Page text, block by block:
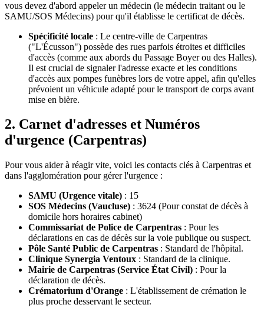
vous devez d'abord appeler un médecin (le médecin traitant ou le
SAMU/SOS Médecins) pour qu'il établisse le certificat de décès.
Spécificité locale : Le centre-ville de Carpentras
("L'Écusson") possède des rues parfois étroites et difficiles
d'accès (comme aux abords du Passage Boyer ou des Halles).
Il est crucial de signaler l'adresse exacte et les conditions
d'accès aux pompes funèbres lors de votre appel, afin qu'elles
prévoient un véhicule adapté pour le transport de corps avant
mise en bière.
2. Carnet d'adresses et Numéros
d'urgence (Carpentras)
Pour vous aider à réagir vite, voici les contacts clés à Carpentras et
dans l'agglomération pour gérer l'urgence :
SAMU (Urgence vitale) : 15
SOS Médecins (Vaucluse) : 3624 (Pour constat de décès à
domicile hors horaires cabinet)
Commissariat de Police de Carpentras : Pour les
déclarations en cas de décès sur la voie publique ou suspect.
Pôle Santé Public de Carpentras : Standard de l'hôpital.
Clinique Synergia Ventoux : Standard de la clinique.
Mairie de Carpentras (Service État Civil) : Pour la
déclaration de décès.
Crématorium d'Orange : L'établissement de crémation le
plus proche desservant le secteur.